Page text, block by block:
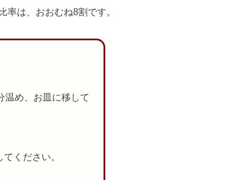
は、おおむね8割です。
温め、お皿に移して
ください。